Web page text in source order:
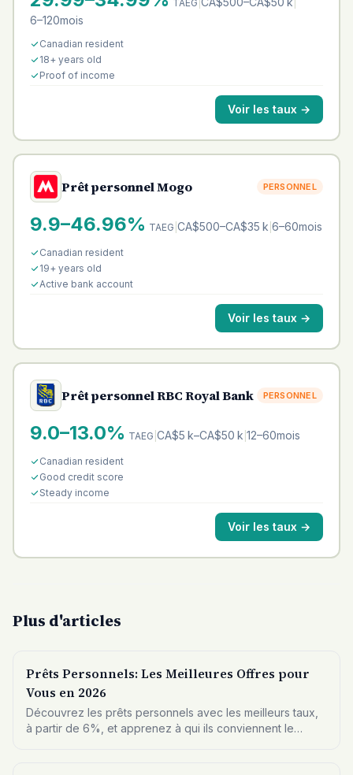
TAEG
6–120mois
Canadian resident
18+ years old
Proof of income
Voir les taux →
Prêt personnel Mogo PERSONNEL
9.9–46.96% TAEG CA$500–CA$35 k 6–60mois
Canadian resident
19+ years old
Active bank account
Voir les taux →
Prêt personnel RBC Royal Bank PERSONNEL
9.0–13.0% TAEG CA$5 k–CA$50 k 12–60mois
Canadian resident
Good credit score
Steady income
Voir les taux →
Plus d'articles
Prêts Personnels: Les Meilleures Offres pour
Vous en 2026
Découvrez les prêts personnels avec les meilleurs taux,
à partir de 6%, et apprenez à qui ils conviennent le